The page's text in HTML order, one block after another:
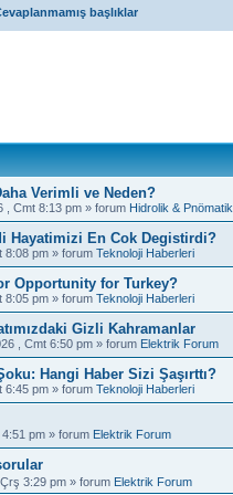
başlıklar
Verimli ve Neden?
, Cmt 8:13 pm » forum Hidrolik & Pnömatik
Hayatimizi En Cok Degistirdi?
8:08 pm » forum Teknoloji Haberleri
Opportunity for Turkey?
8:05 pm » forum Teknoloji Haberleri
Gizli Kahramanlar
, Cmt 6:50 pm » forum Elektrik Forum
Hangi Haber Sizi Şaşırttı?
6:45 pm » forum Teknoloji Haberleri
pm » forum Elektrik Forum
3:29 pm » forum Elektrik Forum